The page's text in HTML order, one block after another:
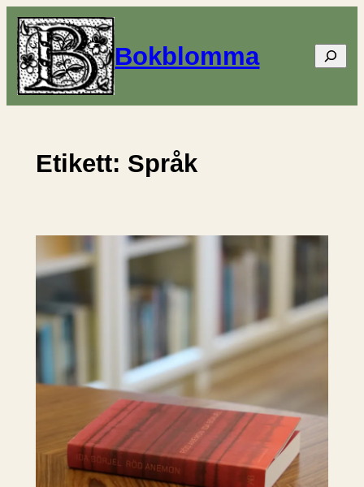
Hoppa
till
innehåll
Bokblomma Sök
Etikett: Språk